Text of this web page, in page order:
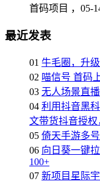
首码项目 ， 05-
最近发表
01 牛毛圈，升
02 喵信号 首码
03 无人场景直
04 利用抖音黑
文带货抖音授权
05 倚天手游多
06 向日葵一键
100+
07 新项目星际